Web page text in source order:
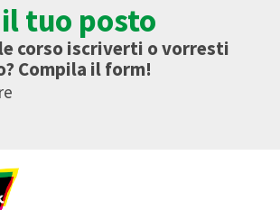
tuo posto
corso iscriverti o vorresti
Compila il form!